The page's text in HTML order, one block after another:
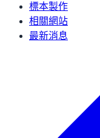
標本製作
相關網站
最新消息